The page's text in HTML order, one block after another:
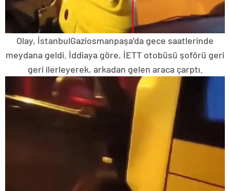
Olay, İstanbulGaziosmanpaşa’da gece saatlerinde
meydana geldi. İddiaya göre, İETT otobüsü şoförü geri
geri ilerleyerek, arkadan gelen araca çarptı.